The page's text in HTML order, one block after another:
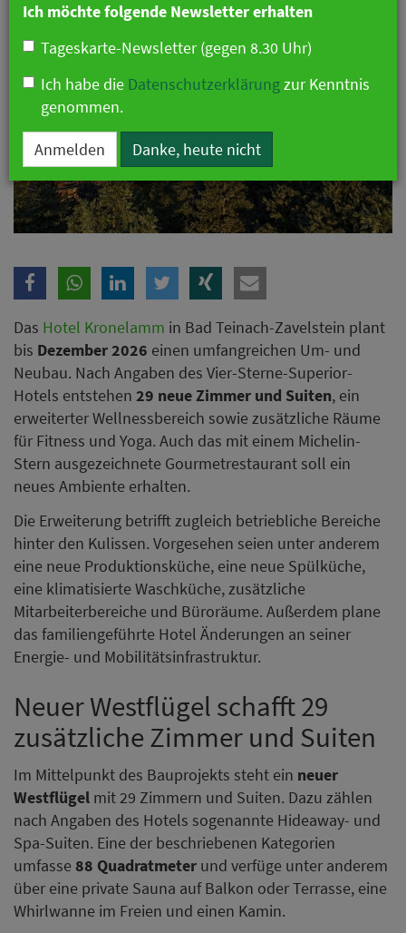
Das Hotel Kronelamm in Bad Teinach-Zavelstein plant
bis Dezember 2026 einen umfangreichen Um- und
Neubau. Nach Angaben des Vier-Sterne-Superior-
Hotels entstehen 29 neue Zimmer und Suiten, ein
erweiterter Wellnessbereich sowie zusätzliche Räume
für Fitness und Yoga. Auch das mit einem Michelin-
Stern ausgezeichnete Gourmetrestaurant soll ein
neues Ambiente erhalten.
Die Erweiterung betrifft zugleich betriebliche Bereiche
hinter den Kulissen. Vorgesehen seien unter anderem
eine neue Produktionsküche, eine neue Spülküche,
eine klimatisierte Waschküche, zusätzliche
Mitarbeiterbereiche und Büroräume. Außerdem plane
das familiengeführte Hotel Änderungen an seiner
Energie- und Mobilitätsinfrastruktur.
Neuer Westflügel schafft 29
zusätzliche Zimmer und Suiten
Im Mittelpunkt des Bauprojekts steht ein neuer
Westflügel mit 29 Zimmern und Suiten. Dazu zählen
nach Angaben des Hotels sogenannte Hideaway- und
Spa-Suiten. Eine der beschriebenen Kategorien
umfasse 88 Quadratmeter und verfüge unter anderem
über eine private Sauna auf Balkon oder Terrasse, eine
Whirlwanne im Freien und einen Kamin.
Ich möchte folgende Newsletter erhalten
Tageskarte-Newsletter (gegen 8.30 Uhr)
Ich habe die Datenschutzerklärungzur Kenntnis
genommen.
Anmelden Danke, heute nicht